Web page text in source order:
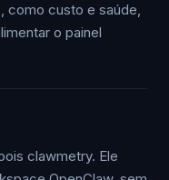
como custo e saúde,
o painel
clawmetry. Ele